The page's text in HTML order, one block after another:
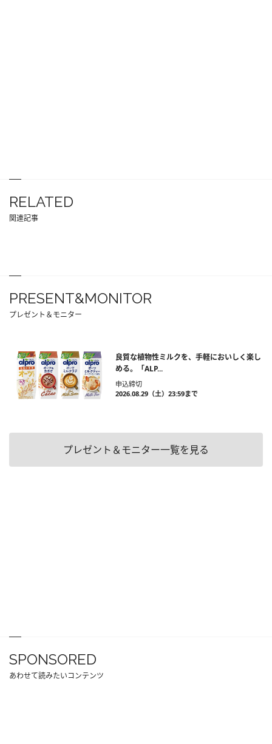
RELATED
関連記事
PRESENT&MONITOR
プレゼント＆モニター
良質な植物性ミルクを、手軽においしく楽し
める。「ALP...
申込締切
2026.08.29（土）23:59まで
プレゼント＆モニター一覧を見る
SPONSORED
あわせて読みたいコンテンツ